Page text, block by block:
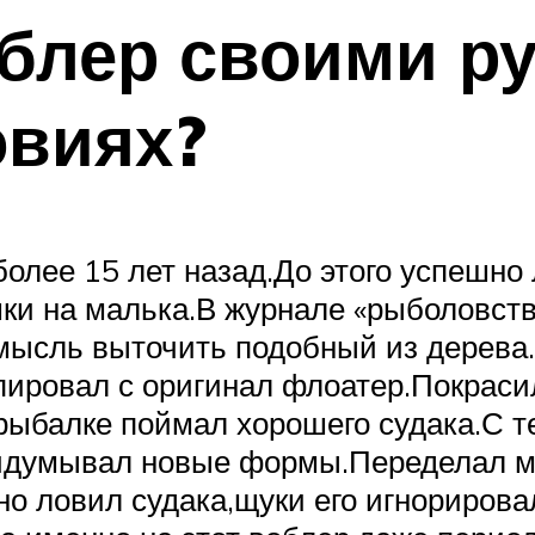
своими
15 лет назад.До этого
на малька.В журнале
выточить подобный из
с оригинал
поймал хорошего судака.С
новые формы.Переделал
ловил судака,щуки его